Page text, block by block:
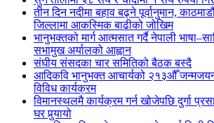
तीन दिन नदीमा बहाव बढ्ने पूर्वानुमान,
जिल्लामा आकस्मिक बाढीको जोखिम
भानुभक्तको मार्ग आत्मसात गर्दै नेपाली
सभामुख अर्यालको आह्वान
संघीय संसदका चार समितिको बैठक बस्दै
आदिकवि भानुभक्त आचार्यको २१३औँ
विविध कार्यक्रम
विमानस्थलमै कार्यक्रम गर्न खोजेपछि दुर्गा
घर पुर्‍यायो